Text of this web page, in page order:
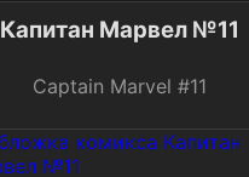
Капитан Марвел №11
Captain Marvel #11